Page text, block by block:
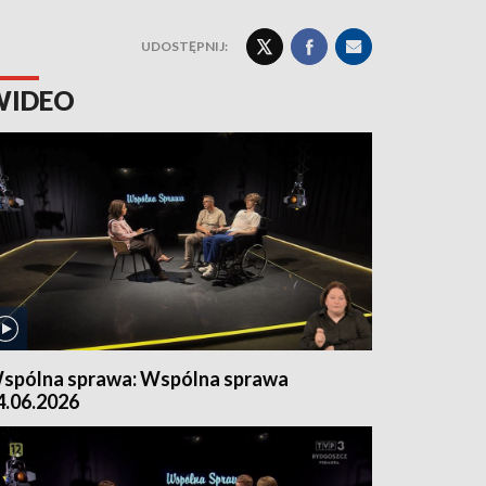
UDOSTĘPNIJ:
sprawa: Wspólna sprawa